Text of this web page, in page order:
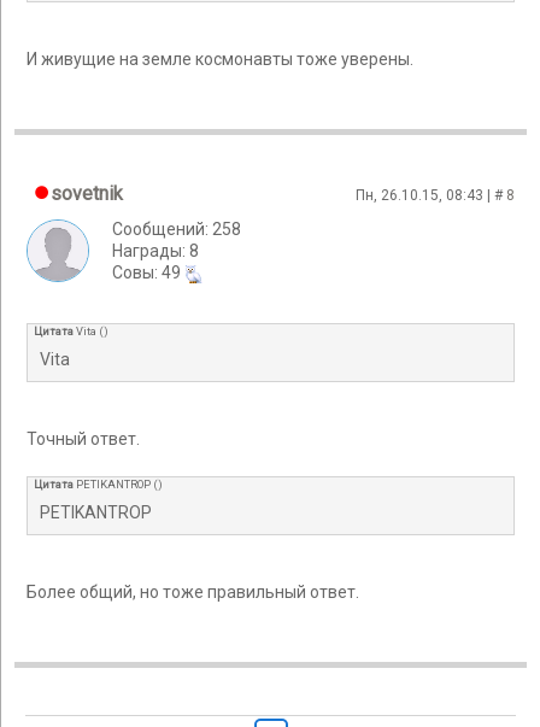
И живущие на земле космонавты тоже уверены.
sovetnik Пн, 26.10.15, 08:43 | # 8
Сообщений: 258
Награды: 8
Cовы: 49
ЦитатаVita ()
Vita
Точный ответ.
Цитата PETIKANTROP ()
PETIKANTROP
Более общий, но тоже правильный ответ.